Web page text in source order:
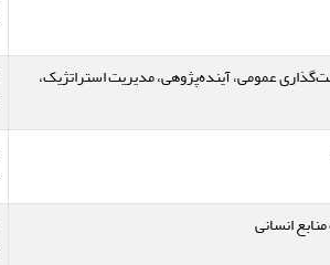
عمومی، آینده‌پژوهی، مدیریت استراتژیک،
انسانی